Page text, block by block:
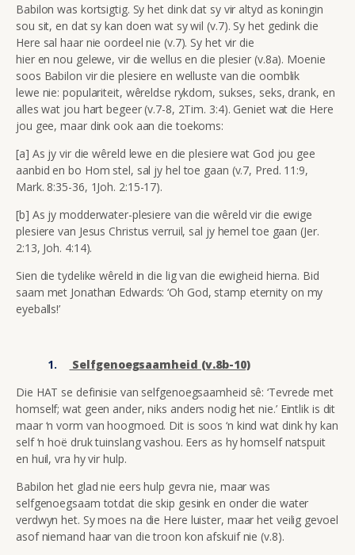
Babilon was kortsigtig. Sy het dink dat sy vir altyd as koningin
sou sit, en dat sy kan doen wat sy wil (v.7). Sy het gedink die
Here sal haar nie oordeel nie (v.7). Sy het vir die
hier en nou gelewe, vir die wellus en die plesier (v.8a). Moenie
soos Babilon vir die plesiere en welluste van die oomblik
lewe nie: populariteit, wêreldse rykdom, sukses, seks, drank, en
alles wat jou hart begeer (v.7-8, 2Tim. 3:4). Geniet wat die Here
jou gee, maar dink ook aan die toekoms:
[a] As jy vir die wêreld lewe en die plesiere wat God jou gee
aanbid en bo Hom stel, sal jy hel toe gaan (v.7, Pred. 11:9,
Mark. 8:35-36, 1Joh. 2:15-17).
[b] As jy modderwater-plesiere van die wêreld vir die ewige
plesiere van Jesus Christus verruil, sal jy hemel toe gaan (Jer.
2:13, Joh. 4:14).
Sien die tydelike wêreld in die lig van die ewigheid hierna. Bid
saam met Jonathan Edwards: ‘Oh God, stamp eternity on my
eyeballs!’
Selfgenoegsaamheid (v.8b-10)
Die HAT se definisie van selfgenoegsaamheid sê: ‘Tevrede met
homself; wat geen ander, niks anders nodig het nie.’ Eintlik is dit
maar ‘n vorm van hoogmoed. Dit is soos ‘n kind wat dink hy kan
self ‘n hoë druk tuinslang vashou. Eers as hy homself natspuit
en huil, vra hy vir hulp.
Babilon het glad nie eers hulp gevra nie, maar was
selfgenoegsaam totdat die skip gesink en onder die water
verdwyn het. Sy moes na die Here luister, maar het veilig gevoel
asof niemand haar van die troon kon afskuif nie (v.8).